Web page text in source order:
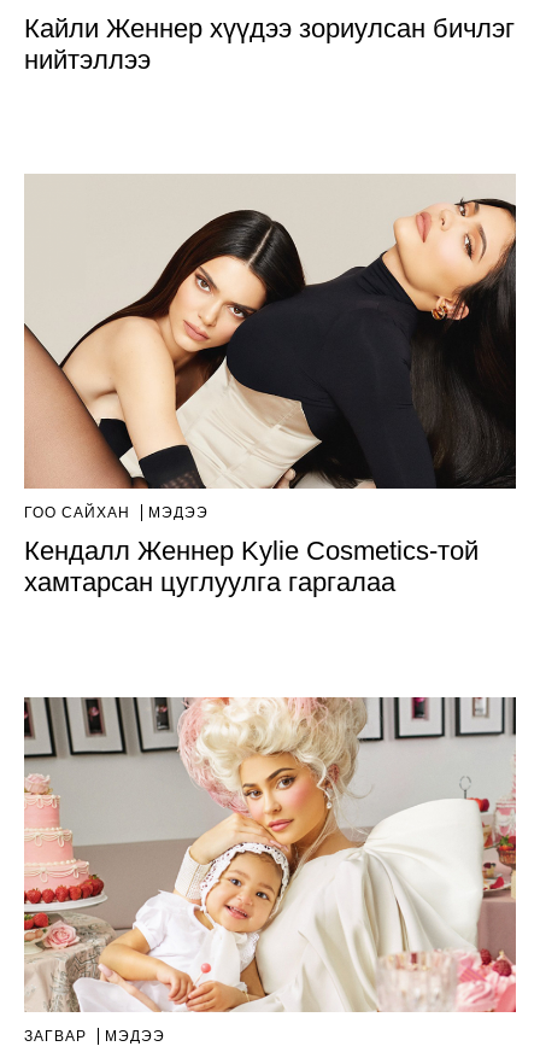
Кайли Женнер хүүдээ зориулсан бичлэг
нийтэллээ
ГОО САЙХАН МЭДЭЭ
Кендалл Женнер Kylie Cosmetics-той
хамтарсан цуглуулга гаргалаа
ЗАГВАР МЭДЭЭ